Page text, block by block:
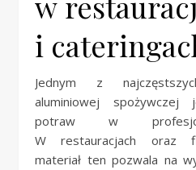
i
Jednym z
aluminiowej spożywczej
potraw w
W restauracjach oraz
materiał ten pozwala na